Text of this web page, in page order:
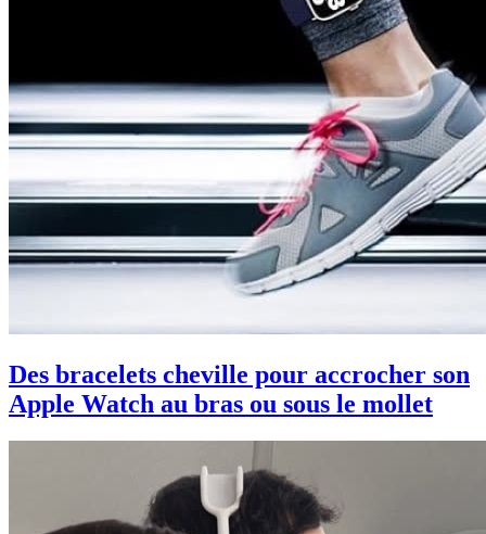
Des bracelets cheville pour accrocher son
Apple Watch au bras ou sous le mollet